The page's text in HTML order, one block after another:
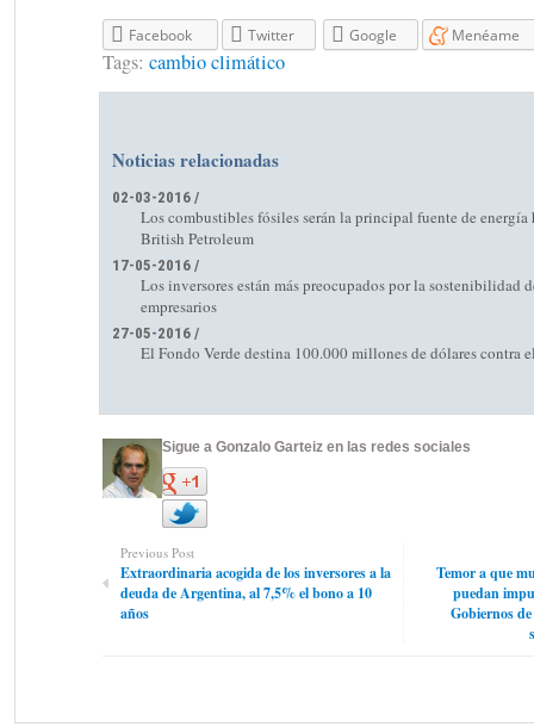
Facebook Twitter Google Menéame
Tags: cambio climático
Noticias relacionadas
02-03-2016 /
Los combustibles fósiles serán la principal fuente de energía
British Petroleum
17-05-2016 /
Los inversores están más preocupados por la sostenibilidad
empresarios
27-05-2016 /
El Fondo Verde destina 100.000 millones de dólares contra
Sigue a Gonzalo Garteiz en las redes sociales
Previous Post
Extraordinaria acogida de los inversores a la
deuda de Argentina, al 7,5% el bono a 10
años
Temor a que
puedan
Gobiernos